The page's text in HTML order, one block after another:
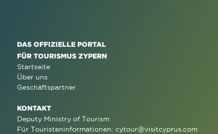
DAS OFFIZIELLE PORTAL
FÜR TOURISMUS ZYPERN
Startseite
Über uns
Geschäftspartner
KONTAKT
Deputy Ministry of Tourism
Für Touristeninformationen: cytour@visitcyprus.com